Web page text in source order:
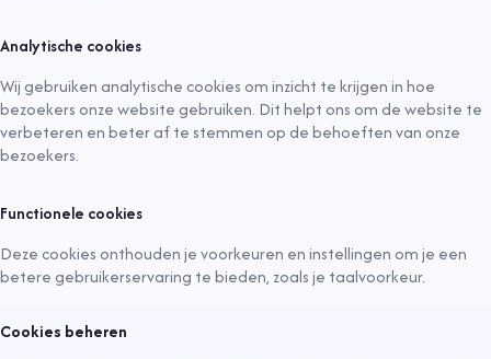
Analytische cookies
Wij gebruiken analytische cookies om inzicht te krijgen in hoe
bezoekers onze website gebruiken. Dit helpt ons om de website te
verbeteren en beter af te stemmen op de behoeften van onze
bezoekers.
Functionele cookies
Deze cookies onthouden je voorkeuren en instellingen om je een
betere gebruikerservaring te bieden, zoals je taalvoorkeur.
Cookies beheren